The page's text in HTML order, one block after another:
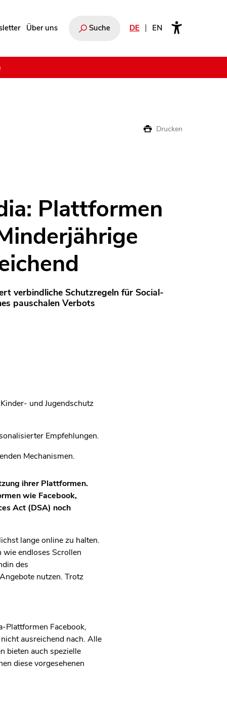
Über uns Suche DE EN
Drucken
Plattformen
verbindliche Schutzregeln für Social-
pauschalen Verbots
und Jugendschutz
Empfehlungen.
Mechanismen.
ihrer Plattformen.
wie Facebook,
Act (DSA) noch
lange online zu halten.
endloses Scrollen
des
nutzen. Trotz
Plattformen Facebook,
ausreichend nach. Alle
bieten auch spezielle
diese vorgesehenen